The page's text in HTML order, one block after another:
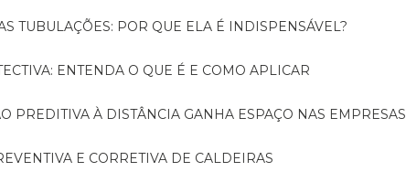
TUBULAÇÕES: POR QUE ELA É INDISPENSÁVEL?
ENTENDA O QUE É E COMO APLICAR
PREDITIVA À DISTÂNCIA GANHA ESPAÇO NAS EMPRESAS
E CORRETIVA DE CALDEIRAS